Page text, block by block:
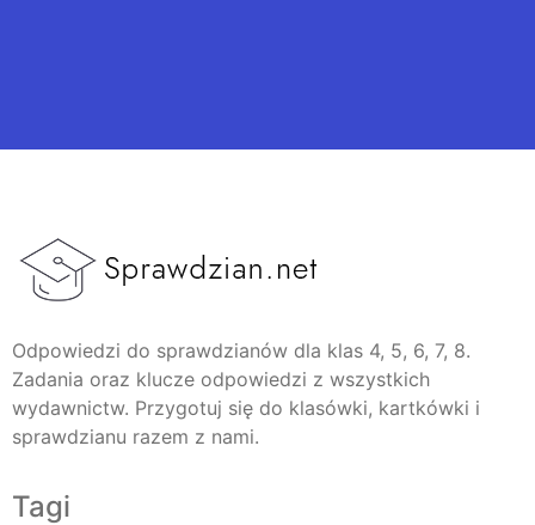
Odpowiedzi do sprawdzianów dla klas 4, 5, 6, 7, 8.
Zadania oraz klucze odpowiedzi z wszystkich
wydawnictw. Przygotuj się do klasówki, kartkówki i
sprawdzianu razem z nami.
Tagi